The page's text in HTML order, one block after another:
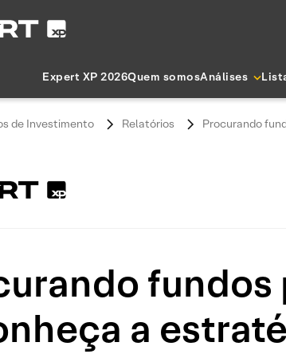
Expert XP 2026Quem somosAnálises
de Investimento Relatórios Procurando
fundos
a